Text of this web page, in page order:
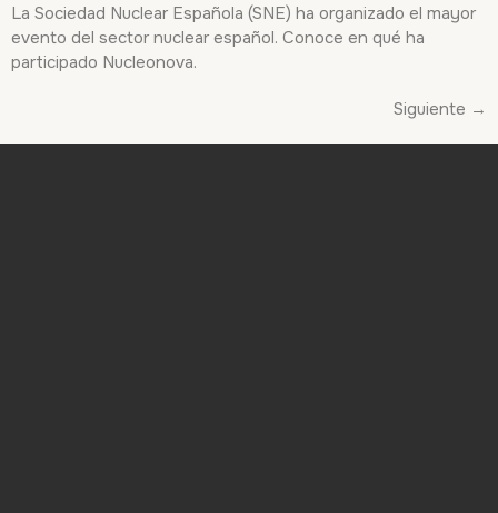
La Sociedad Nuclear Española (SNE) ha organizado el mayor
evento del sector nuclear español. Conoce en qué ha
participado Nucleonova.
Siguiente →